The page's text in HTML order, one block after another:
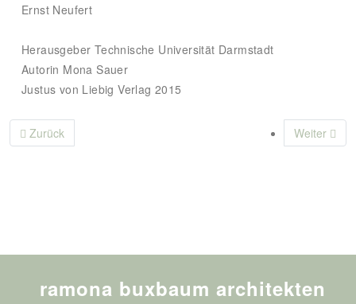
Ernst Neufert
Herausgeber Technische Universität Darmstadt
Autorin Mona Sauer
Justus von Liebig Verlag 2015
Vorheriger Beitrag: Bauen für Kinder · Best of Detail
Zurück Nächster
Weiter
ramona buxbaum architekten